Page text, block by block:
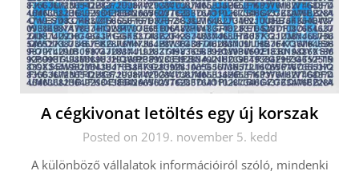
A cégkivonat letöltés egy új korszak
Posted on 2019. november 5. kedd
A különböző vállalatok információiról szóló, mindenki